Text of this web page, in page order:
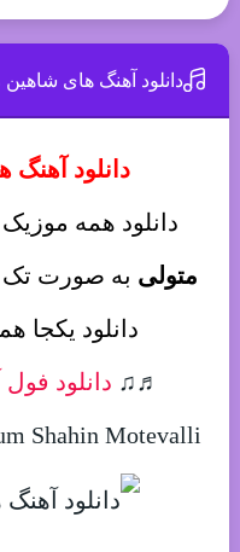
دانلود آهنگ های شاهین
دانلود
دانلود همه
متولی به صورت تک
دانلود یکجا
♬♫ دانلود فول
Shahin Motevalli ♬♫